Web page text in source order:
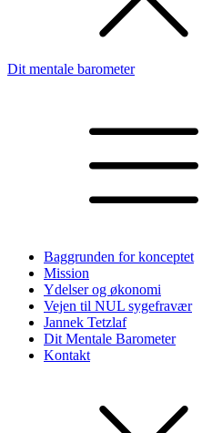
Dit mentale barometer
Baggrunden for konceptet
Mission
Ydelser og økonomi
Vejen til NUL sygefravær
Jannek Tetzlaf
Dit Mentale Barometer
Kontakt